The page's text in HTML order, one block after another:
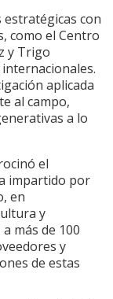
estratégicas con
como el Centro
y Trigo
aplicada
al campo,
a lo
el
impartido por
en
y
más de 100
y
de estas